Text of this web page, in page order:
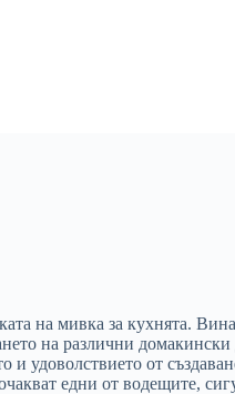
на мивка за кухнята.
на различни
удоволствието от
едни от водещите,